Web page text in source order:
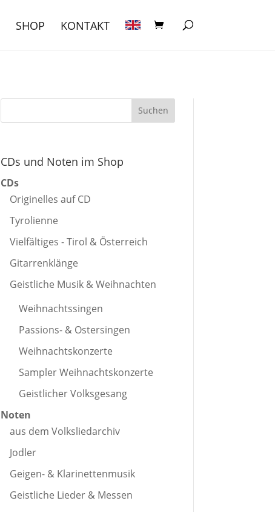
SHOP KONTAKT
CDs und Noten im Shop
CDs
Originelles auf CD
Tyrolienne
Vielfältiges - Tirol & Österreich
Gitarrenklänge
Geistliche Musik & Weihnachten
Weihnachtssingen
Passions- & Ostersingen
Weihnachtskonzerte
Sampler Weihnachtskonzerte
Geistlicher Volksgesang
Noten
aus dem Volksliedarchiv
Jodler
Geigen- & Klarinettenmusik
Geistliche Lieder & Messen